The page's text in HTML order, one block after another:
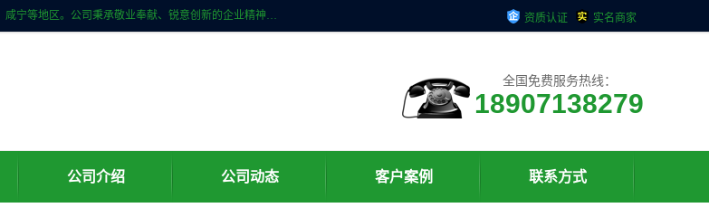
武汉明石石业公司主营景观石，门牌石，刻字石，泰山石,村牌石等，服务范围主要有：武汉，咸宁等地区。公司秉承敬业奉献、锐意创新的企业精神，从无到有，从小到大，以一种产业报国的创业精神，竭诚为客户提供服务，为社会设计财富。 资质认证 实名商家
全国免费服务热线：
18907138279
公司介绍 公司动态 客户案例 联系方式